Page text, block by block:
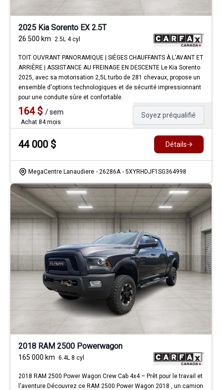
2025 Kia Sorento EX 2.5T
26 500 km 2.5L 4 cyl
TOIT OUVRANT PANORAMIQUE | SIÈGES CHAUFFANTS À L'AVANT ET
ARRIÈRE | ASSISTANCE AU FREINAGE EN DESCENTE Le Kia Sorento
2025, avec sa motorisation 2,5L turbo de 281 chevaux, propose un
ensemble d'options technologiques et de sécurité impressionnant
pour une conduite sûre et confortable.
164$ /sem
Achat 84 mois
Soyez préqualifié
44 000 $ Détails
MegaCentre Lanaudiere - 26286A - 5XYRHDJF1SG364998
2018 RAM 2500 Powerwagon
165 000 km 6.4L 8 cyl
2018 RAM 2500 Power Wagon Crew Cab 4x4 – Prêt pour le travail et
l'aventure Découvrez ce RAM 2500 Power Wagon 2018 , un camion